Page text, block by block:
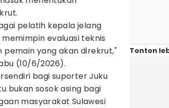
pelatih kepala jelang
evaluasi teknis
pemain yang akan direkrut,"
(10/6/2026).
bagi suporter Juku
bukan sosok asing bagi
masyarakat Sulawesi
Tonton